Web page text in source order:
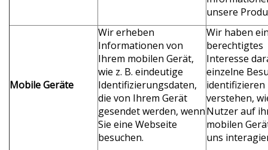
unsere
Mobile Geräte
Wir erheben
Informationen von
Ihrem mobilen Gerät,
wie z. B. eindeutige
Identifizierungsdaten,
die von Ihrem Gerät
gesendet werden, wenn
Sie eine Webseite
besuchen.
Wir haben
berechtigtes
Interesse
einzelne
identifizieren
verstehen,
Nutzer auf
mobilen
uns